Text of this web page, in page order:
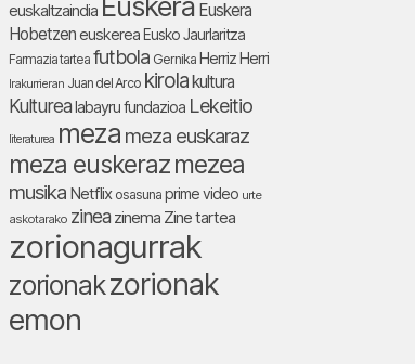
euskaltzaindia
Euskera
Hobetzeneuskerea Eusko Jaurlaritza
Farmazia tartea futbola Gernika Herriz Herri
Irakurrieran Juan del Arco kirola kultura
Kulturealabayru fundazioa Lekeitio
literaturea meza meza euskaraz
meza euskerazmezea
musika Netflix osasuna prime video urte
askotarako zinea zinema Zine tartea
zorionagurrak
zorionakzorionak
emon